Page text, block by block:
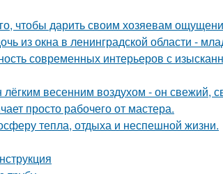
чтобы дарить своим хозяевам
из окна в ленинградской области -
современных интерьеров с
весенним воздухом - он свежий,
просто рабочего от мастера.
тепла, отдыха и неспешной жизни.